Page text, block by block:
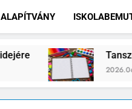
ALAPÍTVÁNY
Tanszerlista a
2026.06.05.